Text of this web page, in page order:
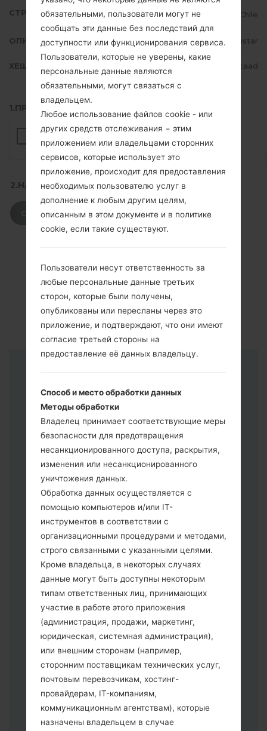
СТРАНА Chile
ОПИСАНИЕ Movistar
ХЕШ 05f08cb91f9484fa6d40369dc961caad
1.ПРОВЕРИТЬ НАЛИЧИЕ RECAPTCHA
2.НАЖМИТЕ, ЧТОБЫ СКАЧАТЬ
СКАЧАТЬ
Скачайте на свой ПК:Odin 3.
Далее загрузите и распакуйте файл
прошивки.
Вам необходимо 1 (Выбрать 1 файл
прошивки здесь) или 5 (Выбрать 5
файл прошивки здесь) файлов для
прошивки:
AP: "System & Recovery"
CP: "Modem & Radio"
CSC _ ***: "Country & Region & Operator"
HOME_CSC _ ***: "Country & Region &
Operator"
обязательными, пользователи могут не
сообщать эти данные без последствий для
доступности или функционирования сервиса.
Пользователи, которые не уверены, какие
персональные данные являются
обязательными, могут связаться с
владельцем.
Любое использование файлов cookie - или
других средств отслеживания − этим
приложением или владельцами сторонних
сервисов, которые использует это
приложение, происходит для предоставления
необходимых пользователю услуг в
дополнение к любым другим целям,
описанным в этом документе и в политике
cookie, если такие существуют.
Пользователи несут ответственность за
любые персональные данные третьих
сторон, которые были получены,
опубликованы или пересланы через это
приложение, и подтверждают, что они имеют
согласие третьей стороны на
предоставление её данных владельцу.
Способ и место обработки данных
Методы обработки
Владелец принимает соответствующие меры
безопасности для предотвращения
несанкционированного доступа, раскрытия,
изменения или несанкционированного
уничтожения данных.
Обработка данных осуществляется с
помощью компьютеров и/или IT-
инструментов в соответствии с
организационными процедурами и методами,
строго связанными с указанными целями.
Кроме владельца, в некоторых случаях
данные могут быть доступны некоторым
типам ответственных лиц, принимающих
участие в работе этого приложения
(администрация, продажи, маркетинг,
юридическая, системная администрация),
или внешним сторонам (например,
сторонним поставщикам технических услуг,
почтовым перевозчикам, хостинг-
провайдерам, IT-компаниям,
коммуникационным агентствам), которые
назначены владельцем в случае